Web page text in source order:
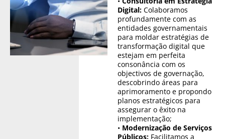
Digital: Colaboramos
profundamente com as
entidades governamentais
para moldar estratégias de
transformação digital que
estejam em perfeita
consonância com os
objectivos de governação,
descobrindo áreas para
aprimoramento e propondo
planos estratégicos para
assegurar o êxito na
implementação;
• Modernização de Serviços
Públicos: Facilitamos a